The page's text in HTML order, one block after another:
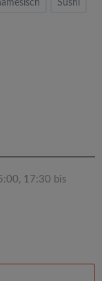
Sushi
17:30 bis